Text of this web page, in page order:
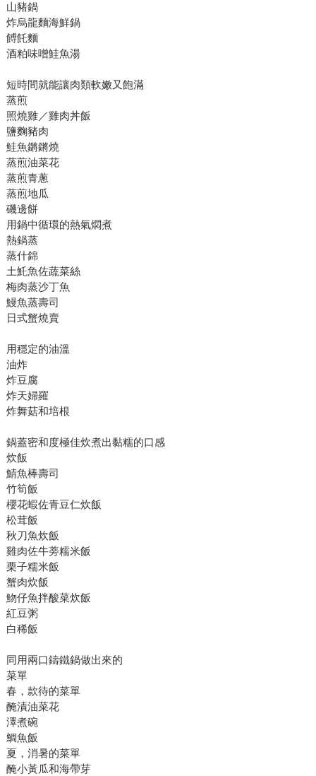
山豬鍋
炸烏龍麵海鮮鍋
餺飥麵
酒粕味噌鮭魚湯
短時間就能讓肉類軟嫩又飽滿
蒸煎
照燒雞／雞肉丼飯
鹽麴豬肉
鮭魚鏘鏘燒
蒸煎油菜花
蒸煎青蔥
蒸煎地瓜
磯邊餅
用鍋中循環的熱氣燜煮
熱鍋蒸
蒸什錦
土魠魚佐蔬菜絲
梅肉蒸沙丁魚
鰻魚蒸壽司
日式蟹燒賣
用穩定的油溫
油炸
炸豆腐
炸天婦羅
炸舞菇和培根
鍋蓋密和度極佳炊煮出黏糯的口感
炊飯
鯖魚棒壽司
竹筍飯
櫻花蝦佐青豆仁炊飯
松茸飯
秋刀魚炊飯
雞肉佐牛蒡糯米飯
栗子糯米飯
蟹肉炊飯
魩仔魚拌酸菜炊飯
紅豆粥
白稀飯
同用兩口鑄鐵鍋做出來的
菜單
春，款待的菜單
醃漬油菜花
澤煮碗
鯛魚飯
夏，消暑的菜單
醃小黃瓜和海帶芽